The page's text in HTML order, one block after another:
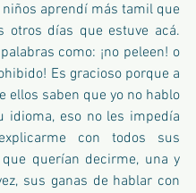
aprendí más tamil que
otros días que estuve acá.
como: ¡no peleen! o
Es gracioso porque a
ellos saben que yo no hablo
idioma, eso no les impedía
con todos sus
querían decirme, una y
sus ganas de hablar con